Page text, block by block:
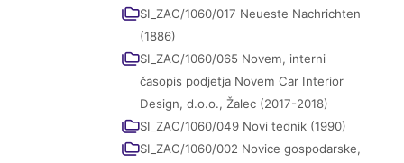
SI_ZAC/1060/017 Neueste Nachrichten
(1886)
SI_ZAC/1060/065 Novem, interni
časopis podjetja Novem Car Interior
Design, d.o.o., Žalec (2017-2018)
SI_ZAC/1060/049 Novi tednik (1990)
SI_ZAC/1060/002 Novice gospodarske,